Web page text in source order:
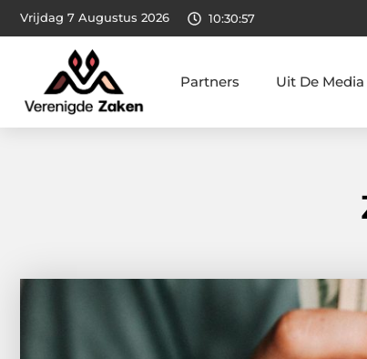
Vrijdag 7 Augustus 2026 10:30:58
Partners Uit De Media